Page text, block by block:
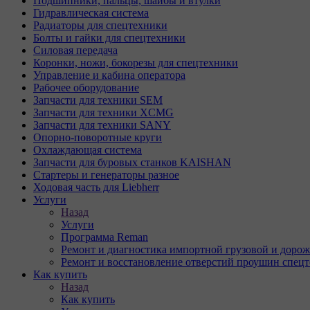
Гидравлическая система
Радиаторы для спецтехники
Болты и гайки для спецтехники
Силовая передача
Коронки, ножи, бокорезы для спецтехники
Управление и кабина оператора
Рабочее оборудование
Запчасти для техники SEM
Запчасти для техники XCMG
Запчасти для техники SANY
Опорно-поворотные круги
Охлаждающая система
Запчасти для буровых станков KAISHAN
Стартеры и генераторы разное
Ходовая часть для Liebherr
Услуги
Назад
Услуги
Программа Reman
Ремонт и диагностика импортной грузовой и
Ремонт и восстановление отверстий проушин
Как купить
Назад
Как купить